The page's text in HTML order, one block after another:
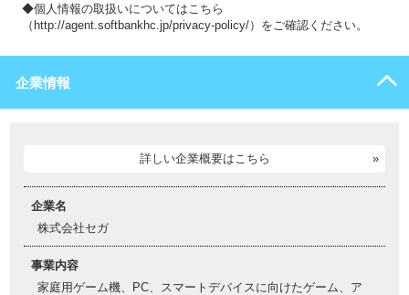
◆個人情報の取扱いについてはこちら
（http://agent.softbankhc.jp/privacy-policy/）をご確認ください。
企業情報
詳しい企業概要はこちら
企業名
株式会社セガ
事業内容
家庭用ゲーム機、PC、スマートデバイスに向けたゲーム、ア